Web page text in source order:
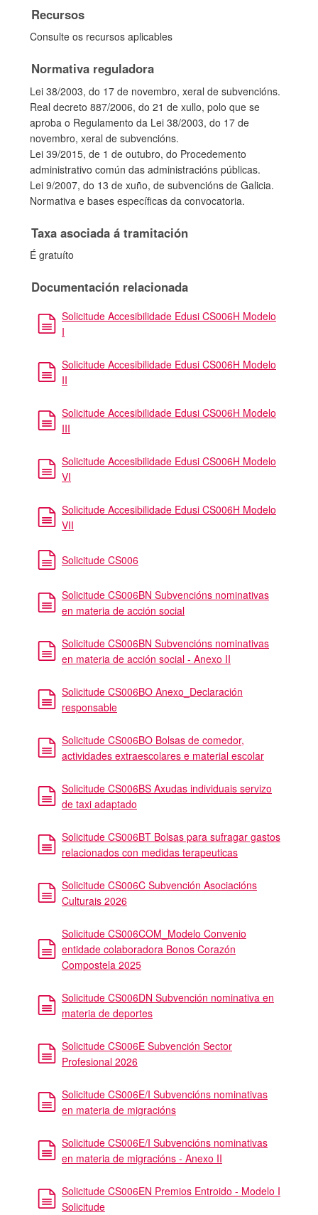
Recursos
Consulte os recursos aplicables
Normativa reguladora
Lei 38/2003, do 17 de novembro, xeral de subvencións.
Real decreto 887/2006, do 21 de xullo, polo que se
aproba o Regulamento da Lei 38/2003, do 17 de
novembro, xeral de subvencións.
Lei 39/2015, de 1 de outubro, do Procedemento
administrativo común das administracións públicas.
Lei 9/2007, do 13 de xuño, de subvencións de Galicia.
Normativa e bases específicas da convocatoria.
Taxa asociada á tramitación
É gratuíto
Documentación relacionada
Solicitude Accesibilidade Edusi CS006H Modelo
I
Solicitude Accesibilidade Edusi CS006H Modelo
II
Solicitude Accesibilidade Edusi CS006H Modelo
III
Solicitude Accesibilidade Edusi CS006H Modelo
VI
Solicitude Accesibilidade Edusi CS006H Modelo
VII
Solicitude CS006
Solicitude CS006BN Subvencións nominativas
en materia de acción social
Solicitude CS006BN Subvencións nominativas
en materia de acción social - Anexo II
Solicitude CS006BO Anexo_Declaración
responsable
Solicitude CS006BO Bolsas de comedor,
actividades extraescolares e material escolar
Solicitude CS006BS Axudas individuais servizo
de taxi adaptado
Solicitude CS006BT Bolsas para sufragar gastos
relacionados con medidas terapeuticas
Solicitude CS006C Subvención Asociacións
Culturais 2026
Solicitude CS006COM_Modelo Convenio
entidade colaboradora Bonos Corazón
Compostela 2025
Solicitude CS006DN Subvención nominativa en
materia de deportes
Solicitude CS006E Subvención Sector
Profesional 2026
Solicitude CS006E/I Subvencións nominativas
en materia de migracións
Solicitude CS006E/I Subvencións nominativas
en materia de migracións - Anexo II
Solicitude CS006EN Premios Entroido - Modelo I
Solicitude